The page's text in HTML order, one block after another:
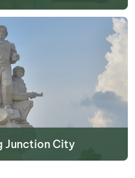
Junction City